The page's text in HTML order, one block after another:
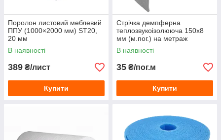
Поролон листовий меблевий
ППУ (1000×2000 мм) ST20,
20 мм
В наявності
389 ₴/лист
Купити
Стрічка демпферна
теплозвукоізолююча 150х8
мм (м.пог.) на метраж
В наявності
35 ₴/пог.м
Купити